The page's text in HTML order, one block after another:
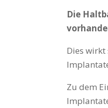
Die
Dies
Zu dem